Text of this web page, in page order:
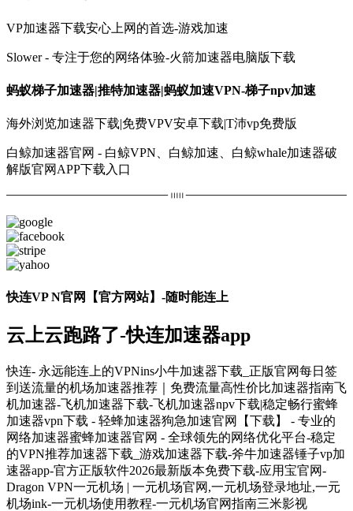
VP加速器下载安心上网的首选-游戏加速
Slower - 专注于您的网络体验-火箭加速器电脑版下载
蚂蚁梯子加速器|推特加速器|蚂蚁加速VPN-梯子npv加速
海外浏览加速器下载|免费VPV安卓下载|T沛vp免费版
白鲸加速器官网 - 白鲸VPN、白鲸加速、白鲸whale加速器破
解版官网APP下载入口
快连VP N官网【官方网站】-随时能连上
云上云跑路了-快连加速器app
快连- 永远能连上的VPNins小牛加速器下载_正版官网每日签
到送流量的机场加速器推荐｜免费流量高性价比加速器指南飞
机加速器-飞机加速器下载-飞机加速器npv下载|稳定畅行蜜蜂
加速器vpn下载 - 轻蜂加速器狗急加速官网【下载】 - 专业的
网络加速器蜜蜂加速器官网 - 全球领先的网络优化平台-稳定
的VPN推荐加速器下载_游戏加速器下载-斧牛加速器锤子vp加
速器app-官方正版软件2026最新版本免费下载-应用宝官网-
Dragon VPN一元机场 | 一元机场官网,一元机场登录地址,一元
机场ink-一元机场使用教程-一元机场官网指南三米影视